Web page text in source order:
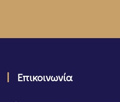
Επικοινωνία